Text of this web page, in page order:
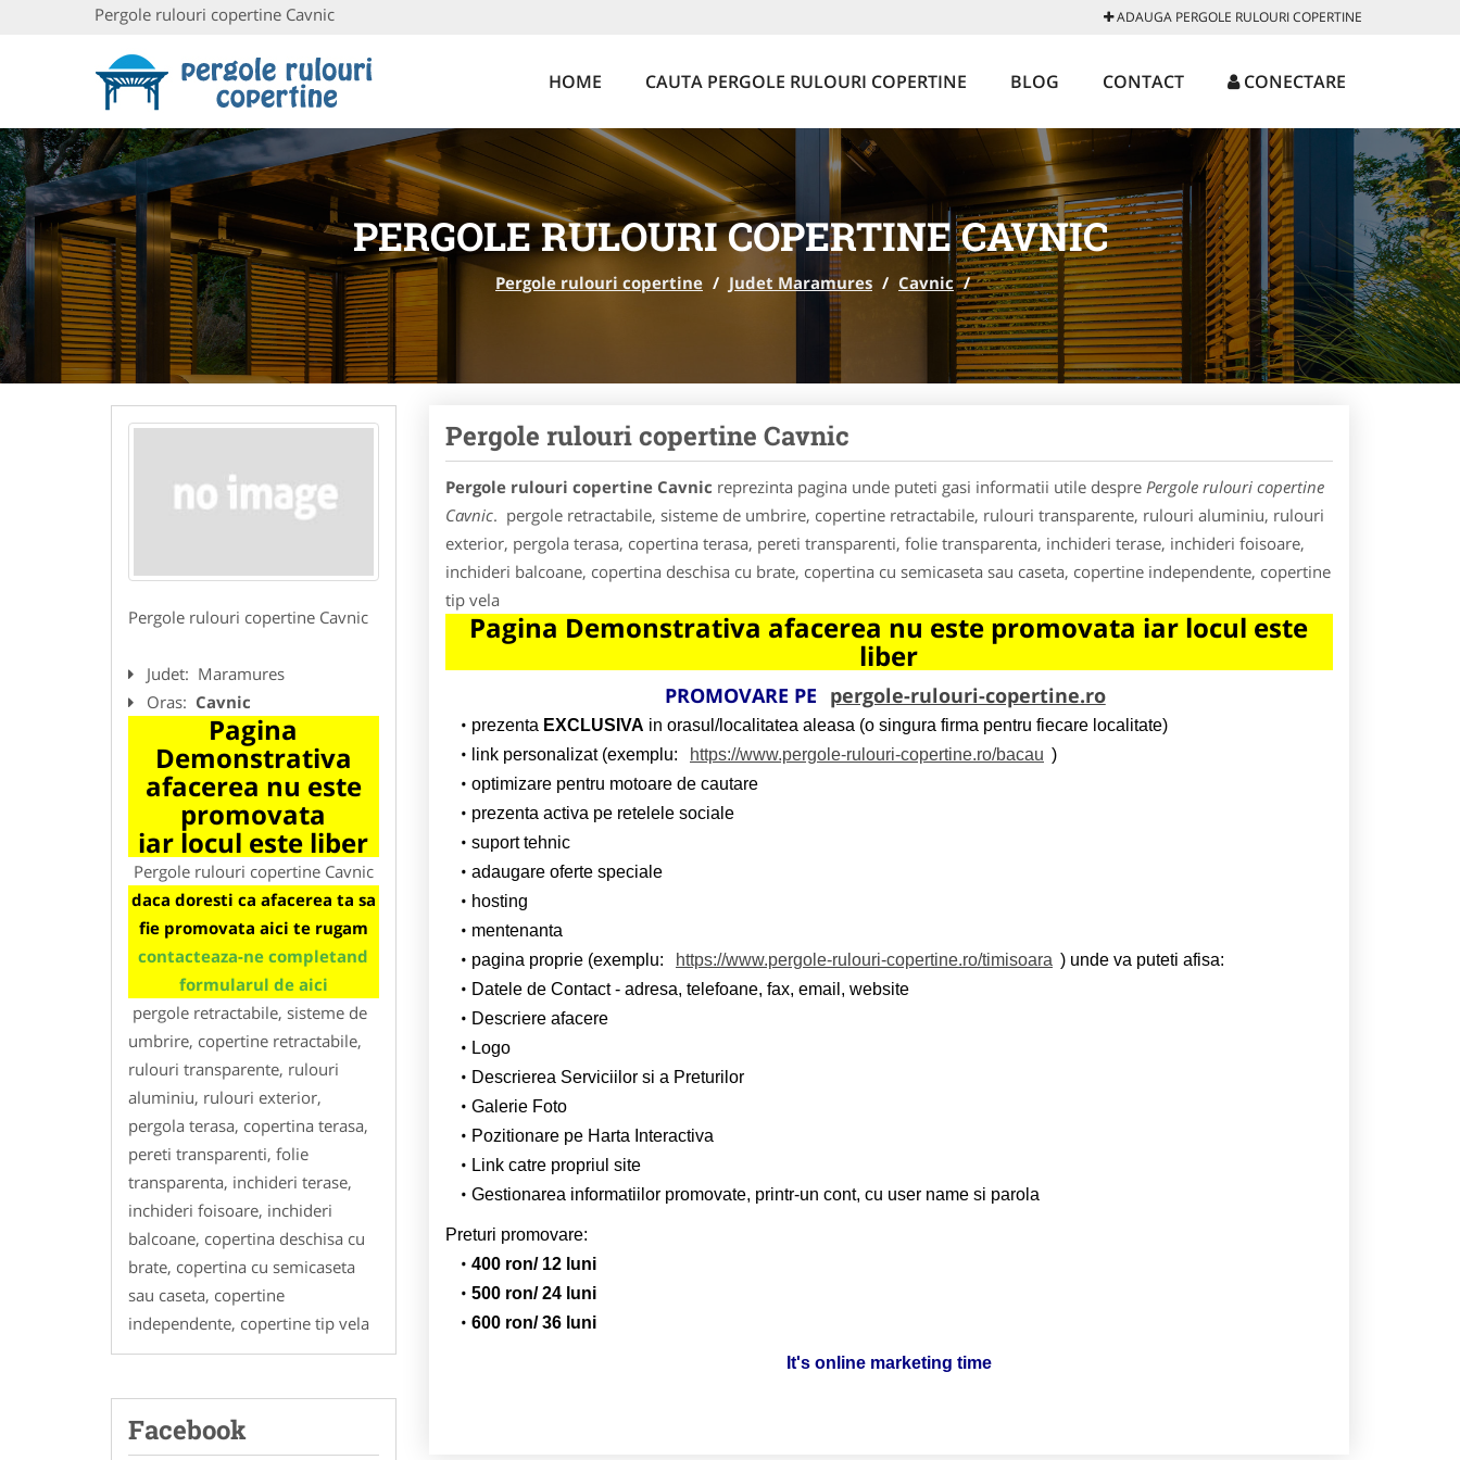
Pergole rulouri copertine Cavnic ADAUGA PERGOLE RULOURI COPERTINE
HOME CAUTA PERGOLE RULOURI COPERTINE BLOG CONTACT CONECTARE
PERGOLE RULOURI COPERTINE CAVNIC
Pergole rulouri copertine / Judet Maramures / Cavnic /
Pergole rulouri copertine Cavnic
Judet: Maramures
Oras: Cavnic
Pagina
Demonstrativa
afacerea nu este
promovata
iar locul este liber
Pergole rulouri copertine Cavnic
daca doresti ca afacerea ta sa
fie promovata aici te rugam
contacteaza-ne completand
formularul de aici
pergole retractabile, sisteme de
umbrire, copertine retractabile,
rulouri transparente, rulouri
aluminiu, rulouri exterior,
pergola terasa, copertina terasa,
pereti transparenti, folie
transparenta, inchideri terase,
inchideri foisoare, inchideri
balcoane, copertina deschisa cu
brate, copertina cu semicaseta
sau caseta, copertine
independente, copertine tip vela
Facebook
Pergole rulouri copertine Cavnic
Pergole rulouri copertine Cavnic reprezinta pagina unde puteti gasi informatii utile despre Pergole rulouri copertine
Cavnic. pergole retractabile, sisteme de umbrire, copertine retractabile, rulouri transparente, rulouri aluminiu, rulouri
exterior, pergola terasa, copertina terasa, pereti transparenti, folie transparenta, inchideri terase, inchideri foisoare,
inchideri balcoane, copertina deschisa cu brate, copertina cu semicaseta sau caseta, copertine independente, copertine
tip vela
Pagina Demonstrativa afacerea nu este promovata iar locul este
liber
PROMOVARE PE pergole-rulouri-copertine.ro
prezenta EXCLUSIVA in orasul/localitatea aleasa (o singura firma pentru fiecare localitate)
link personalizat (exemplu:
https://www.pergole-rulouri-copertine.ro/bacau )
optimizare pentru motoare de cautare
prezenta activa pe retelele sociale
suport tehnic
adaugare oferte speciale
hosting
mentenanta
pagina proprie (exemplu:
https://www.pergole-rulouri-copertine.ro/timisoara ) unde va puteti afisa:
Datele de Contact - adresa, telefoane, fax, email, website
Descriere afacere
Logo
Descrierea Serviciilor si a Preturilor
Galerie Foto
Pozitionare pe Harta Interactiva
Link catre propriul site
Gestionarea informatiilor promovate, printr-un cont, cu user name si parola
Preturi promovare:
400 ron/ 12 luni
500 ron/ 24 luni
600 ron/ 36 luni
It's online marketing time